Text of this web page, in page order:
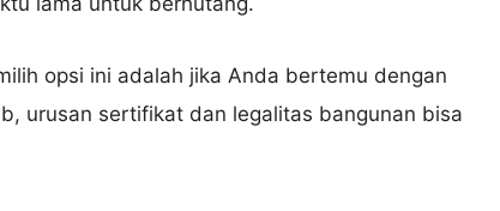
opsi ini adalah jika Anda bertemu dengan
urusan sertifikat dan legalitas bangunan bisa